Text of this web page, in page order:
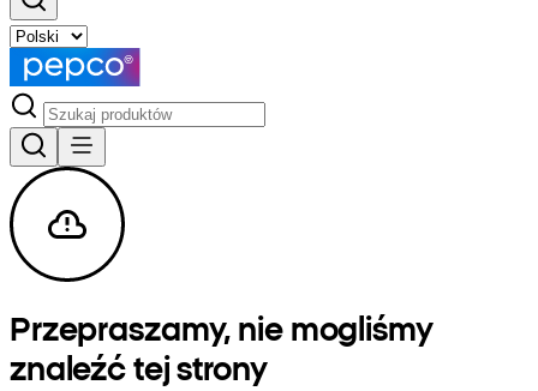
Przepraszamy, nie mogliśmy
znaleźć tej strony